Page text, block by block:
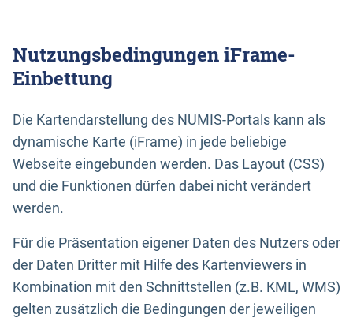
Nutzungsbedingungen iFrame-
Einbettung
Die Kartendarstellung des NUMIS-Portals kann als
dynamische Karte (iFrame) in jede beliebige
Webseite eingebunden werden. Das Layout (CSS)
und die Funktionen dürfen dabei nicht verändert
werden.
Für die Präsentation eigener Daten des Nutzers oder
der Daten Dritter mit Hilfe des Kartenviewers in
Kombination mit den Schnittstellen (z.B. KML, WMS)
gelten zusätzlich die Bedingungen der jeweiligen